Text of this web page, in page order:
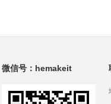
微信号：hemakeit